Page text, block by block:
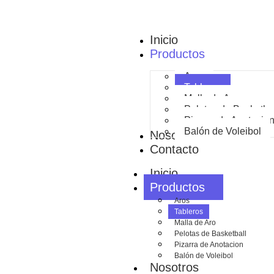
Inicio
Productos
Aros
Tableros
Malla de Aro
Pelotas de
Pizarra de
Balón de Voleibol
Nosotros
Contacto
Inicio
Productos
Aros
Tableros
Malla de Aro
Pelotas de Basketball
Pizarra de Anotacion
Balón de Voleibol
Nosotros